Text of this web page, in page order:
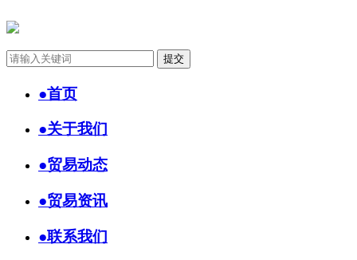
●首页
●关于我们
●贸易动态
●贸易资讯
●联系我们